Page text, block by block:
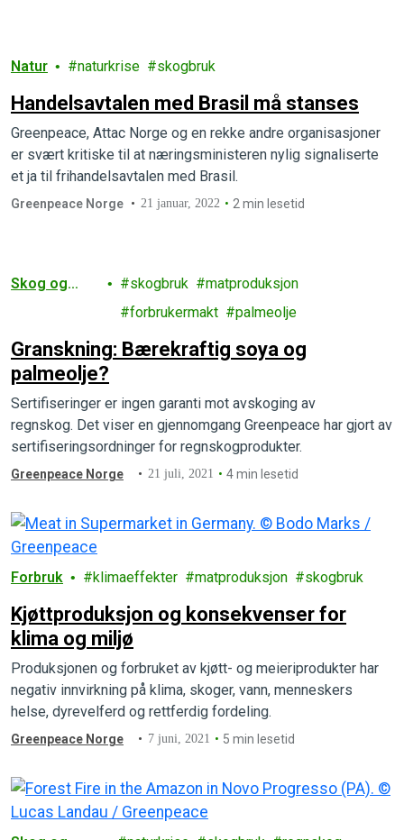
Natur naturkrise skogbruk
Handelsavtalen med Brasil må stanses
Greenpeace, Attac Norge og en rekke andre organisasjoner
er svært kritiske til at næringsministeren nylig signaliserte
et ja til frihandelsavtalen med Brasil.
Greenpeace Norge 21 januar, 2022 2 min lesetid
Skog og
skogbruk
matproduksjon
forbrukermakt
palmeolje
Granskning: Bærekraftig soya og
palmeolje?
Sertifiseringer er ingen garanti mot avskoging av
regnskog. Det viser en gjennomgang Greenpeace har gjort av
sertifiseringsordninger for regnskogprodukter.
Greenpeace Norge 21 juli, 2021 4 min lesetid
Forbruk klimaeffekter matproduksjon skogbruk
Kjøttproduksjon og konsekvenser for
klima og miljø
Produksjonen og forbruket av kjøtt- og meieriprodukter har
negativ innvirkning på klima, skoger, vann, menneskers
helse, dyrevelferd og rettferdig fordeling.
Greenpeace Norge 7 juni, 2021 5 min lesetid